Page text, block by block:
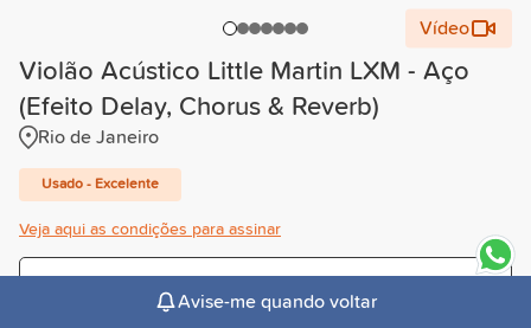
Vídeo
Violão Acústico Little Martin LXM - Aço
(Efeito Delay, Chorus & Reverb)
Rio de Janeiro
Usado - Excelente
Veja aqui as condições para assinar
/mês
Avise-me quando voltar